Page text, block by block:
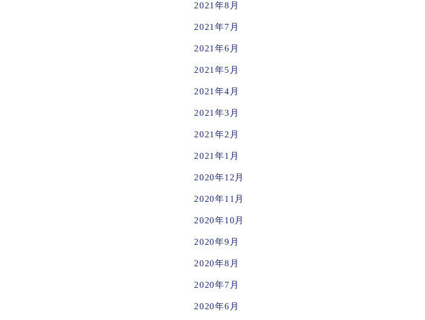
2021年8月
2021年7月
2021年6月
2021年5月
2021年4月
2021年3月
2021年2月
2021年1月
2020年12月
2020年11月
2020年10月
2020年9月
2020年8月
2020年7月
2020年6月